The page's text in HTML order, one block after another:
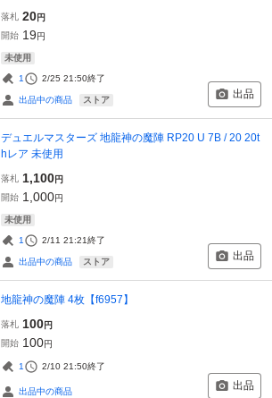
落札 20円
開始 19円
未使用
1 2/25 21:50終了
出品中の商品 ストア 出品
デュエルマスターズ 地龍神の魔陣 RP20 U 7B / 20 20t
hレア 未使用
落札 1,100円
開始 1,000円
未使用
1 2/11 21:21終了
出品中の商品 ストア 出品
地龍神の魔陣 4枚【f6957】
落札 100円
開始 100円
1 2/10 21:50終了
出品中の商品 出品